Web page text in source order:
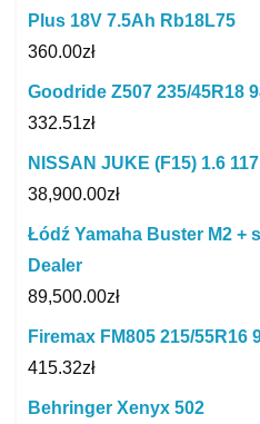
Plus 18V 7.5Ah Rb18L75
360.00zł
Goodride Z507 235/45R18
332.51zł
NISSAN JUKE (F15) 1.6
38,900.00zł
Łódź Yamaha Buster M2 +
Dealer
89,500.00zł
Firemax FM805 215/55R16
415.32zł
Behringer Xenyx 502